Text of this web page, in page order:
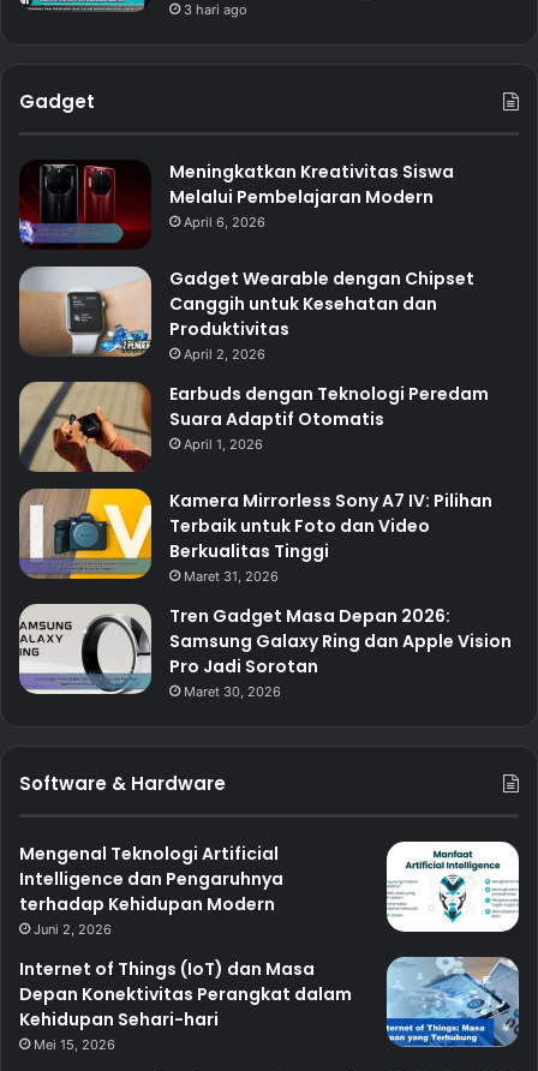
3 hari ago
Gadget
Meningkatkan Kreativitas Siswa
Melalui Pembelajaran Modern
April 6, 2026
Gadget Wearable dengan Chipset
Canggih untuk Kesehatan dan
Produktivitas
April 2, 2026
Earbuds dengan Teknologi Peredam
Suara Adaptif Otomatis
April 1, 2026
Kamera Mirrorless Sony A7 IV: Pilihan
Terbaik untuk Foto dan Video
Berkualitas Tinggi
Maret 31, 2026
Tren Gadget Masa Depan 2026:
Samsung Galaxy Ring dan Apple Vision
Pro Jadi Sorotan
Maret 30, 2026
Software & Hardware
Mengenal Teknologi Artificial
Intelligence dan Pengaruhnya
terhadap Kehidupan Modern
Juni 2, 2026
Internet of Things (IoT) dan Masa
Depan Konektivitas Perangkat dalam
Kehidupan Sehari-hari
Mei 15, 2026